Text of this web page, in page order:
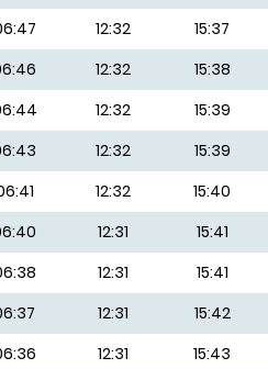
12:32 15:37
12:32 15:38
12:32 15:39
12:32 15:39
12:32 15:40
12:31 15:41
12:31 15:41
12:31 15:42
12:31 15:43